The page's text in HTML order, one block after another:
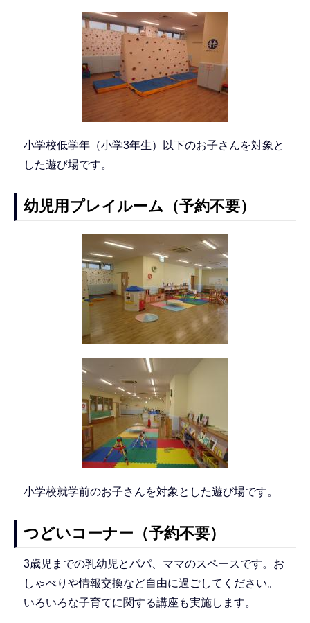
小学校低学年（小学3年生）以下のお子さんを対象と
した遊び場です。
幼児用プレイルーム（予約不要）
小学校就学前のお子さんを対象とした遊び場です。
つどいコーナー（予約不要）
3歳児までの乳幼児とパパ、ママのスペースです。お
しゃべりや情報交換など自由に過ごしてください。
いろいろな子育てに関する講座も実施します。